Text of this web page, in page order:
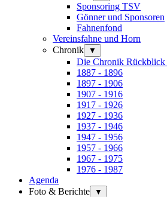
Sponsoring TSV
Gönner und Sponsoren
Fahnenfond
Vereinsfahne und Horn
Chronik
▼
Die Chronik Rückblick
1887 - 1896
1897 - 1906
1907 - 1916
1917 - 1926
1927 - 1936
1937 - 1946
1947 - 1956
1957 - 1966
1967 - 1975
1976 - 1987
Agenda
Foto & Berichte
▼